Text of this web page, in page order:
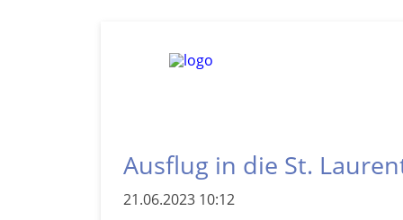
Ausflug in die St.
21.06.2023 10:12